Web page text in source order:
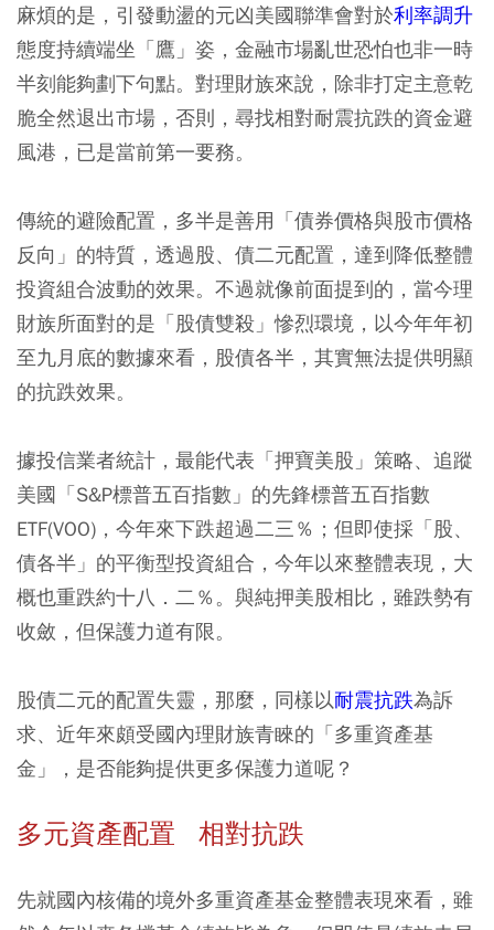
麻煩的是，引發動盪的元凶美國聯準會對於利率調升
態度持續端坐「鷹」姿，金融市場亂世恐怕也非一時
半刻能夠劃下句點。對理財族來說，除非打定主意乾
脆全然退出市場，否則，尋找相對耐震抗跌的資金避
風港，已是當前第一要務。
傳統的避險配置，多半是善用「債券價格與股市價格
反向」的特質，透過股、債二元配置，達到降低整體
投資組合波動的效果。不過就像前面提到的，當今理
財族所面對的是「股債雙殺」慘烈環境，以今年年初
至九月底的數據來看，股債各半，其實無法提供明顯
的抗跌效果。
據投信業者統計，最能代表「押寶美股」策略、追蹤
美國「S&P標普五百指數」的先鋒標普五百指數
ETF(VOO)，今年來下跌超過二三％；但即使採「股、
債各半」的平衡型投資組合，今年以來整體表現，大
概也重跌約十八．二％。與純押美股相比，雖跌勢有
收斂，但保護力道有限。
股債二元的配置失靈，那麼，同樣以耐震抗跌為訴
求、近年來頗受國內理財族青睞的「多重資產基
金」，是否能夠提供更多保護力道呢？
多元資產配置 相對抗跌
先就國內核備的境外多重資產基金整體表現來看，雖